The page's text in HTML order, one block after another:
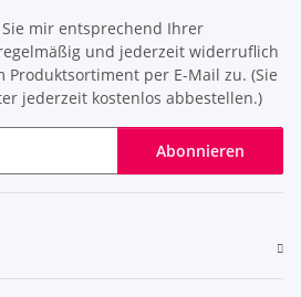
mir entsprechend Ihrer
und jederzeit widerruflich
per E-Mail zu. (Sie
jederzeit kostenlos abbestellen.)
Abonnieren